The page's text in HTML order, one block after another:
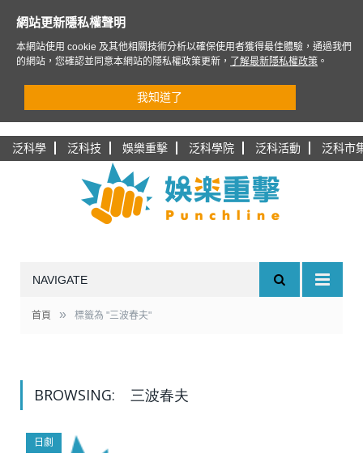
泛科學 泛科技 娛樂重擊 泛科學院 泛科活動 泛科市
NAVIGATE
首頁 » 標籤為 "三波春夫"
BROWSING: 三波春夫
日劇
網站更新隱私權聲明
本網站使用 cookie 及其他相關技術分析以確保使用者獲得最佳體驗，通過我們
的網站，您確認並同意本網站的隱私權政策更新，
了解最新隱私權政策 。
我知道了